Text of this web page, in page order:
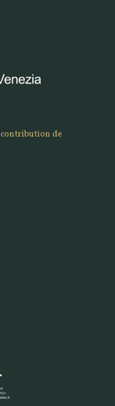
contribution de